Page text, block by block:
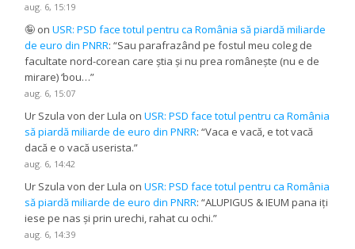
aug. 6, 15:19
🤪 onUSR: PSD face totul pentru ca România să piardă miliarde
de euro din PNRR: “Sau parafrazând pe fostul meu coleg de
facultate nord-corean care știa și nu prea românește (nu e de
mirare) ‘bou…”
aug. 6, 15:07
Ur Szula von der Lula onUSR: PSD face totul pentru ca România
să piardă miliarde de euro din PNRR: “Vaca e vacă, e tot vacă
dacă e o vacă userista.”
aug. 6, 14:42
Ur Szula von der Lula onUSR: PSD face totul pentru ca România
să piardă miliarde de euro din PNRR: “ALUPIGUS & IEUM pana iți
iese pe nas și prin urechi, rahat cu ochi.”
aug. 6, 14:39